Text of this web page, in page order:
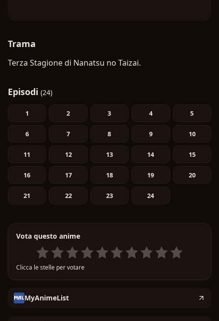
Trama
Terza Stagione di Nanatsu no Taizai.
Episodi (24)
1 2 3 4 5
6 7 8 9 10
11 12 13 14 15
16 17 18 19 20
21 22 23 24
Vota questo anime
Clicca le stelle per votare
MyAnimeList